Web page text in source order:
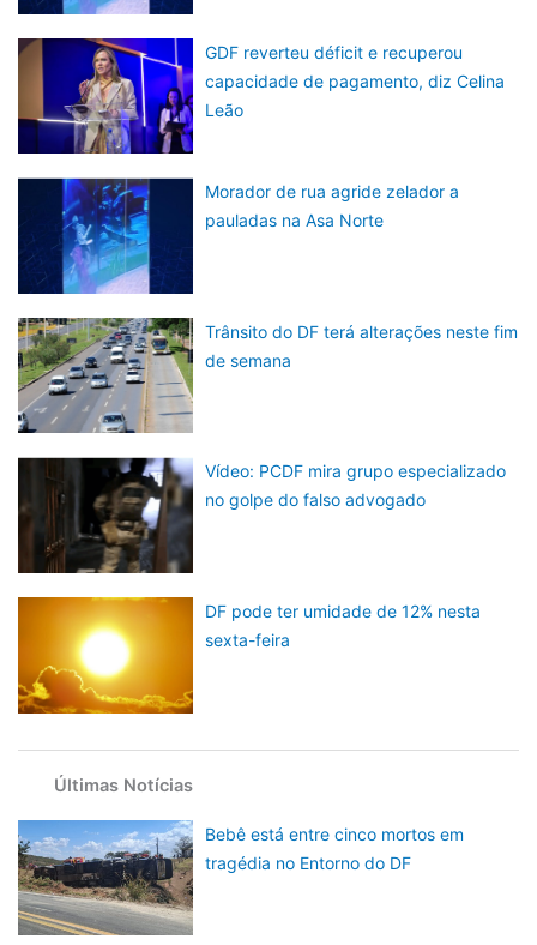
GDF reverteu déficit e recuperou
capacidade de pagamento, diz Celina
Leão
Morador de rua agride zelador a
pauladas na Asa Norte
Trânsito do DF terá alterações neste fim
de semana
Vídeo: PCDF mira grupo especializado
no golpe do falso advogado
DF pode ter umidade de 12% nesta
sexta-feira
Últimas Notícias
Bebê está entre cinco mortos em
tragédia no Entorno do DF